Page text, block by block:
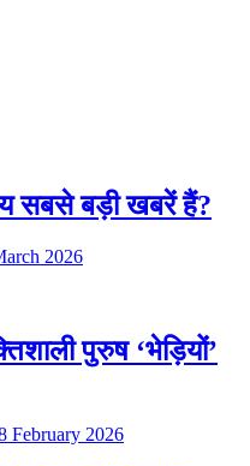
सबसे बड़ी खबरें हैं?
2026
पुरुष ‘भेड़ियों’
February 2026